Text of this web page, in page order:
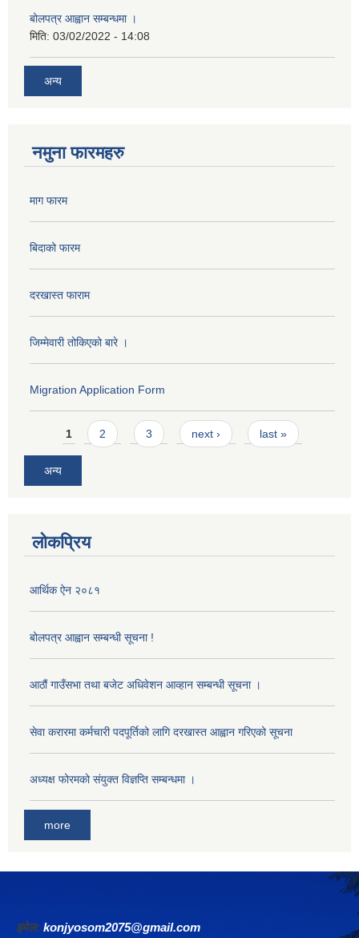
बोलपत्र आह्वान सम्बन्धमा ।
मिति: 03/02/2022 - 14:08
अन्य
नमुना फारमहरु
माग फारम
बिदाको फारम
दरखास्त फाराम
जिम्मेवारी तोकिएको बारे ।
Migration Application Form
Pages
1 2 3 next › last »
अन्य
लोकप्रिय
आर्थिक ऐन २०८१
बोलपत्र आह्वान सम्बन्धी सूचना !
आठौं गाउँसभा तथा बजेट अधिवेशन आव्हान सम्बन्धी सूचना ।
सेवा करारमा कर्मचारी पदपूर्तिको लागि दरखास्त आह्वान गरिएको सूचना
अध्यक्ष फोरमको संयुक्त विज्ञप्ति सम्बन्धमा ।
more
इमेल: konjyosom2075@gmail.com